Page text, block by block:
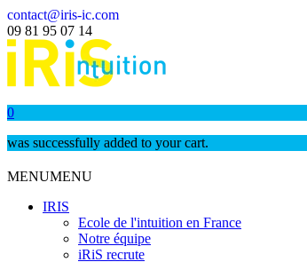
contact@iris-ic.com
09 81 95 07 14
0
was successfully added to your cart.
MENUMENU
IRIS
Ecole de l'intuition en France
Notre équipe
iRiS recrute